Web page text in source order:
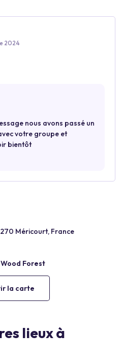
2024
nous avons passé un
votre groupe et
bientôt
Méricourt, France
la carte
lieux à